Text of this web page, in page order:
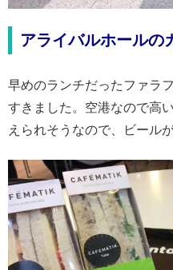
アライバルホールの
早めのランチだったファラ
すきました。空港なので高
えられそうなので、ビール